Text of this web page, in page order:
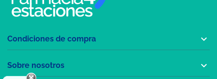
Condiciones de compra 
Sobre nosotros 